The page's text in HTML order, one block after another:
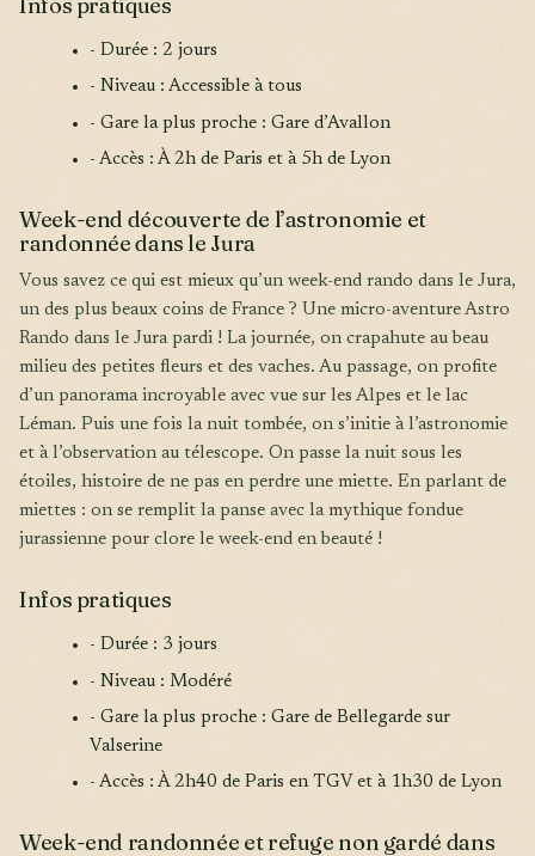
- Durée : 2 jours
- Niveau : Accessible à tous
- Gare la plus proche : Gare d’Avallon
- Accès : À 2h de Paris et à 5h de Lyon
Week-end découverte de l’astronomie et
randonnée dans le Jura
Vous savez ce qui est mieux qu’un week-end rando dans le Jura,
un des plus beaux coins de France ? Une micro-aventure Astro
Rando dans le Jura pardi ! La journée, on crapahute au beau
milieu des petites fleurs et des vaches. Au passage, on profite
d’un panorama incroyable avec vue sur les Alpes et le lac
Léman. Puis une fois la nuit tombée, on s’initie à l’astronomie
et à l’observation au télescope. On passe la nuit sous les
étoiles, histoire de ne pas en perdre une miette. En parlant de
miettes : on se remplit la panse avec la mythique fondue
jurassienne pour clore le week-end en beauté !
Infos pratiques
- Durée : 3 jours
- Niveau : Modéré
- Gare la plus proche : Gare de Bellegarde sur
Valserine
- Accès : À 2h40 de Paris en TGV et à 1h30 de Lyon
Week-end randonnée et refuge non gardé dans